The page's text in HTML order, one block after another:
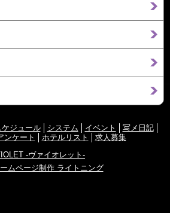
ケジュール システム イベント
写メ日記
ンケート ホテルリスト
求人募集
-ヴァイオレット-
ムページ制作 ライトニング